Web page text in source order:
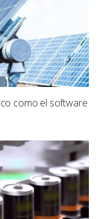
como el software